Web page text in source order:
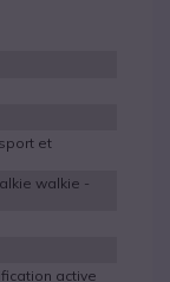
et
walkie -
active